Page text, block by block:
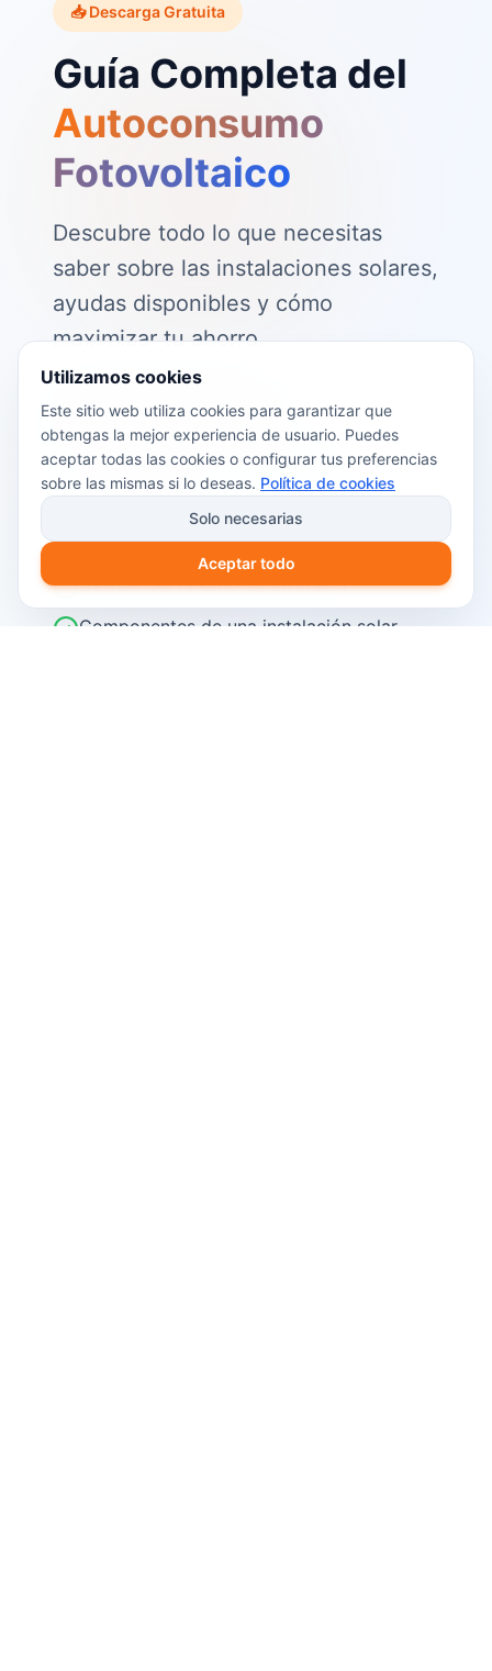
📥 Descarga Gratuita
Guía Completa del
Autoconsumo
Fotovoltaico
Descubre todo lo que necesitas
saber sobre las instalaciones solares,
ayudas disponibles y cómo
maximizar tu ahorro.
📖 Contenido de la guía:
Cómo funciona el autoconsumo
fotovoltaico
Ayudas y subvenciones disponibles en
2026
Cálculo del retorno de inversión
Componentes de una instalación solar
Utilizamos cookies
Este sitio web utiliza cookies para garantizar que
obtengas la mejor experiencia de usuario. Puedes
aceptar todas las cookies o configurar tus preferencias
sobre las mismas si lo deseas. Política de cookies
Solo necesarias
Aceptar todo